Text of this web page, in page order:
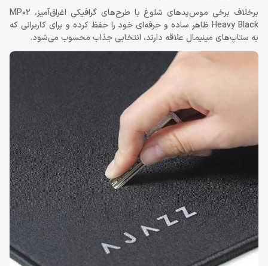
برخلاف برخی موس‌پدهای شلوغ با طرح‌های گرافیکی اغراق‌آمیز، MP02
Heavy Black ظاهر ساده و حرفه‌ای خود را حفظ کرده و برای کاربرانی که
به ستاپ‌های مینیمال علاقه دارند، انتخابی جذاب محسوب می‌شود.